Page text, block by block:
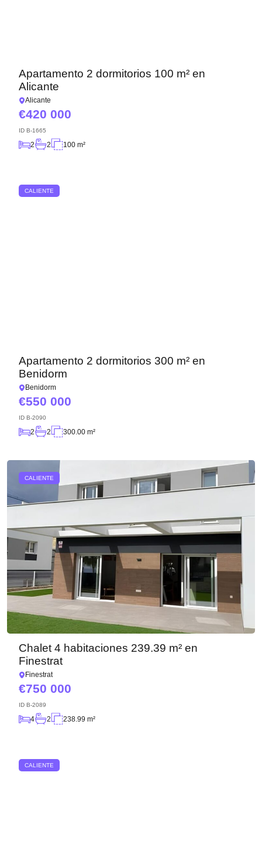
Apartamento 2 dormitorios 100 m² en
Alicante
Alicante
420 000
ID B-1665
2 2 100 m²
CALIENTE
Apartamento 2 dormitorios 300 m² en
Benidorm
Benidorm
550 000
ID B-2090
2 2 300.00 m²
CALIENTE
Chalet 4 habitaciones 239.39 m² en
Finestrat
Finestrat
750 000
ID B-2089
4 2 238.99 m²
CALIENTE